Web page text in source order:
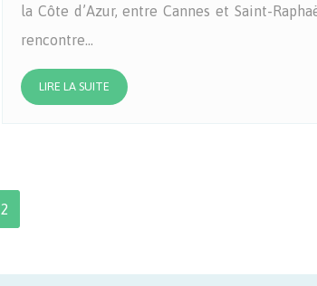
la Côte d’Azur, entre Cannes et Saint-
rencontre…
LIRE LA SUITE
2